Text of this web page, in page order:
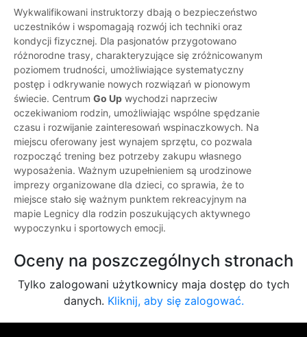
Wykwalifikowani instruktorzy dbają o bezpieczeństwo
uczestników i wspomagają rozwój ich techniki oraz
kondycji fizycznej. Dla pasjonatów przygotowano
różnorodne trasy, charakteryzujące się zróżnicowanym
poziomem trudności, umożliwiające systematyczny
postęp i odkrywanie nowych rozwiązań w pionowym
świecie. Centrum Go Up wychodzi naprzeciw
oczekiwaniom rodzin, umożliwiając wspólne spędzanie
czasu i rozwijanie zainteresowań wspinaczkowych. Na
miejscu oferowany jest wynajem sprzętu, co pozwala
rozpocząć trening bez potrzeby zakupu własnego
wyposażenia. Ważnym uzupełnieniem są urodzinowe
imprezy organizowane dla dzieci, co sprawia, że to
miejsce stało się ważnym punktem rekreacyjnym na
mapie Legnicy dla rodzin poszukujących aktywnego
wypoczynku i sportowych emocji.
Oceny na poszczególnych stronach
Tylko zalogowani użytkownicy maja dostęp do tych
danych. Kliknij, aby się zalogować.